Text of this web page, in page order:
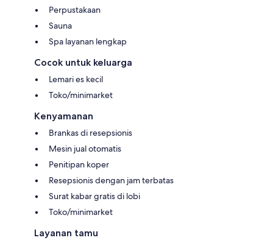
Perpustakaan
Sauna
Spa layanan lengkap
Cocok untuk keluarga
Lemari es kecil
Toko/minimarket
Kenyamanan
Brankas di resepsionis
Mesin jual otomatis
Penitipan koper
Resepsionis dengan jam terbatas
Surat kabar gratis di lobi
Toko/minimarket
Layanan tamu